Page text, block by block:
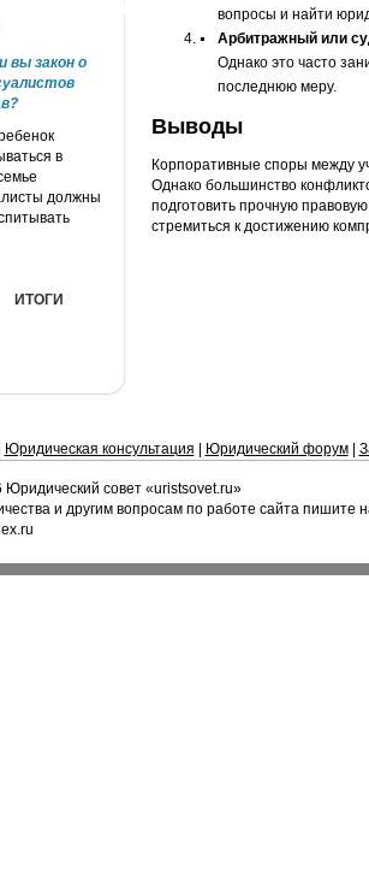
вы закон о
в
должны
вопросы и найти
Арбитражный или
Однако это часто
последнюю меру.
Выводы
Корпоративные споры между
Однако большинство
подготовить прочную
стремиться к достижению
Юридическая консультация Юридический форум|
Юридический совет «uristsovet.ru»
и другим вопросам по работе сайта пишите